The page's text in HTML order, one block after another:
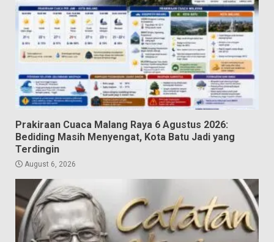
Prakiraan Cuaca Malang Raya 6 Agustus 2026:
Bediding Masih Menyengat, Kota Batu Jadi yang
Terdingin
August 6, 2026